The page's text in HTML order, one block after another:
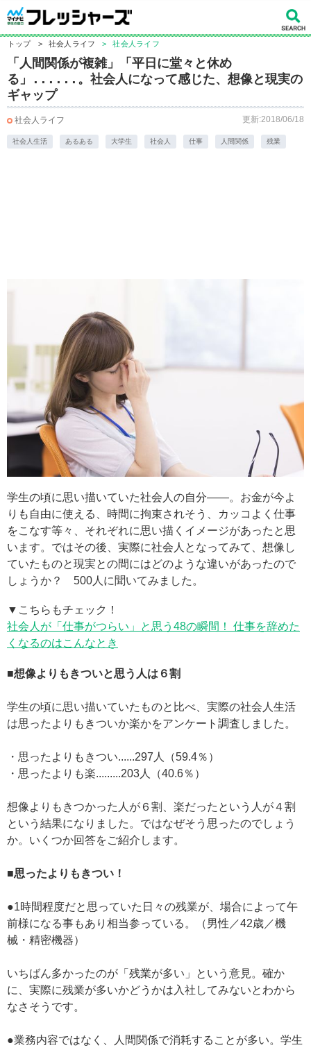
トップ > 社会人ライフ > 社会人ライフ
「人間関係が複雑」「平日に堂々と休め
る」......。社会人になって感じた、想像と現実の
ギャップ
社会人ライフ 更新:2018/06/18
社会人生活 あるある 大学生 社会人 仕事 人間関係 残業
学生の頃に思い描いていた社会人の自分——。お金が今よ
りも自由に使える、時間に拘束されそう、カッコよく仕事
をこなす等々、それぞれに思い描くイメージがあったと思
います。ではその後、実際に社会人となってみて、想像し
ていたものと現実との間にはどのような違いがあったので
しょうか？ 500人に聞いてみました。
▼こちらもチェック！
社会人が「仕事がつらい」と思う48の瞬間！ 仕事を辞めた
くなるのはこんなとき
■想像よりもきついと思う人は６割
学生の頃に思い描いていたものと比べ、実際の社会人生活
は思ったよりもきついか楽かをアンケート調査しました。
・思ったよりもきつい......297人（59.4％）
・思ったよりも楽.........203人（40.6％）
想像よりもきつかった人が６割、楽だったという人が４割
という結果になりました。ではなぜそう思ったのでしょう
か。いくつか回答をご紹介します。
■思ったよりもきつい！
●1時間程度だと思っていた日々の残業が、場合によって午
前様になる事もあり相当参っている。（男性／42歳／機
械・精密機器）
いちばん多かったのが「残業が多い」という意見。確か
に、実際に残業が多いかどうかは入社してみないとわから
なさそうです。
●業務内容ではなく、人間関係で消耗することが多い。学生